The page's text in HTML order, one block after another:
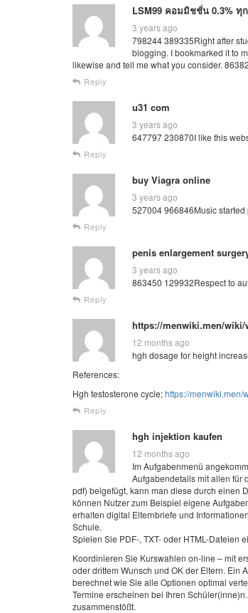
LSM99 คอมมิชชั่น 0.3% ทุ
3 years ago
798244 389335Right after
blogging. I bookmarked it to
likewise and tell me what you consider.
Reply
u31 com
3 years ago
647797 230870I like this
Reply
buy Viagra online
3 years ago
527004 966846Music
Reply
penis enlargement
3 years ago
863450 129932Respect to
Reply
https://menwiki.men/
12 months ago
hgh dosage for height
References:
Hgh testosterone cycle;https://menwiki.men/
Reply
hgh injektion kaufen
12 months ago
Im Aufgabenmenü
Aufgabendetails mit allen für
pdf) beigefügt, kann man diese durch einen
können Nutzer zum Beispiel eigene
erhalten digital Elternbriefe und
Schule.
Spielen Sie PDF-, TXT- oder HTML-Dateien
Koordinieren Sie Kurswahlen on-line – mit
oder drittem Wunsch und OK der Eltern. Ein
berechnet wie Sie alle Optionen optimal
Termine erscheinen bei Ihren
zusammenstößt.